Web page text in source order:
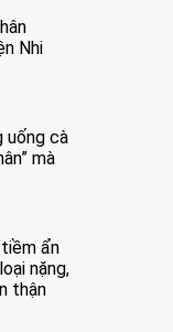
Nhi
uống cà
mà
ẩn
nặng,
thận